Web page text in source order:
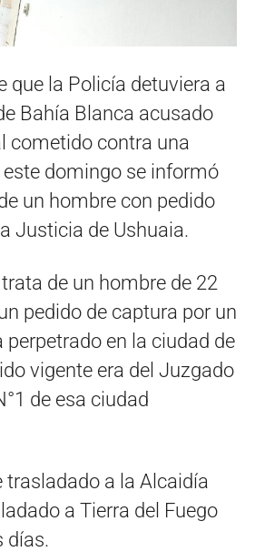
que la Policía detuviera a
Bahía Blanca acusado
cometido contra una
este domingo se informó
un hombre con pedido
Justicia de Ushuaia.
de un hombre de 22
pedido de captura por un
perpetrado en la ciudad de
vigente era del Juzgado
de esa ciudad
trasladado a la Alcaidía
a Tierra del Fuego
días.